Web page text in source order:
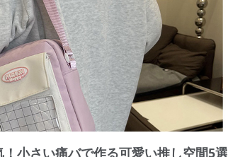
小さい痛バで作る可愛い推し空間5選